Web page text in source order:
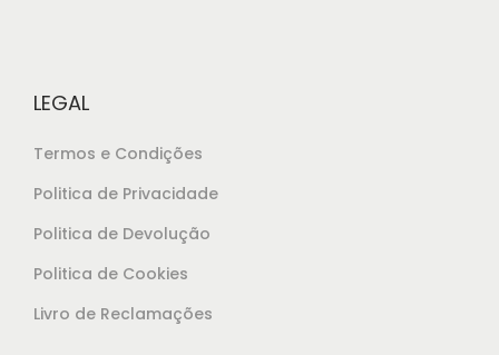
LEGAL
Termos e Condições
Politica de Privacidade
Politica de Devolução
Politica de Cookies
Livro de Reclamações